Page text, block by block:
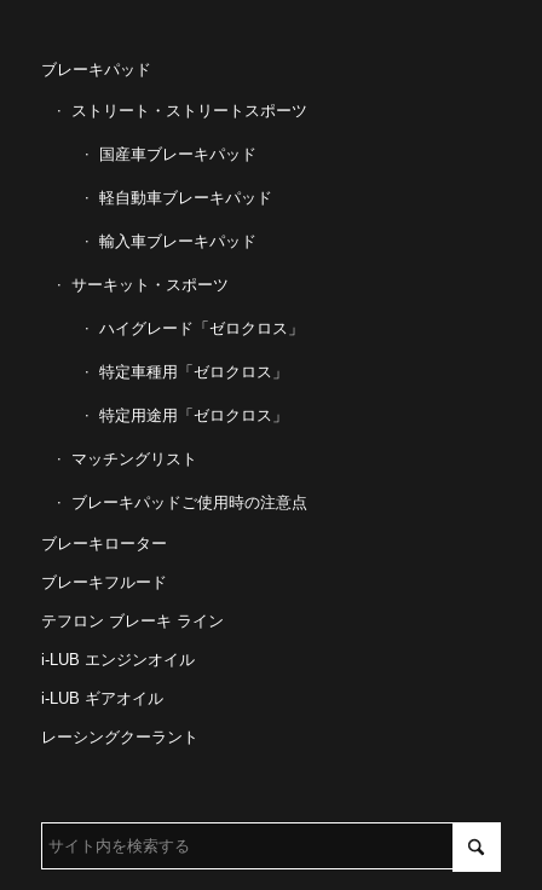
ブレーキパッド
ストリート・ストリートスポーツ
国産車ブレーキパッド
軽自動車ブレーキパッド
輸入車ブレーキパッド
サーキット・スポーツ
ハイグレード「ゼロクロス」
特定車種用「ゼロクロス」
特定用途用「ゼロクロス」
マッチングリスト
ブレーキパッドご使用時の注意点
ブレーキローター
ブレーキフルード
テフロン ブレーキ ライン
i-LUB エンジンオイル
i-LUB ギアオイル
レーシングクーラント